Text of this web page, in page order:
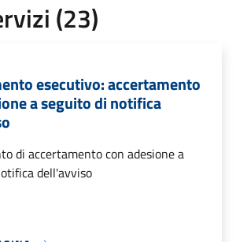
(23)
esecutivo: accertamento
a seguito di notifica
di accertamento con adesione a
dell'avviso